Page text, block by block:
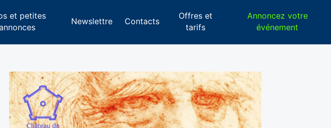
et petites
Newslettre Contacts
Offres et
tarifs
Annoncez votre
événement